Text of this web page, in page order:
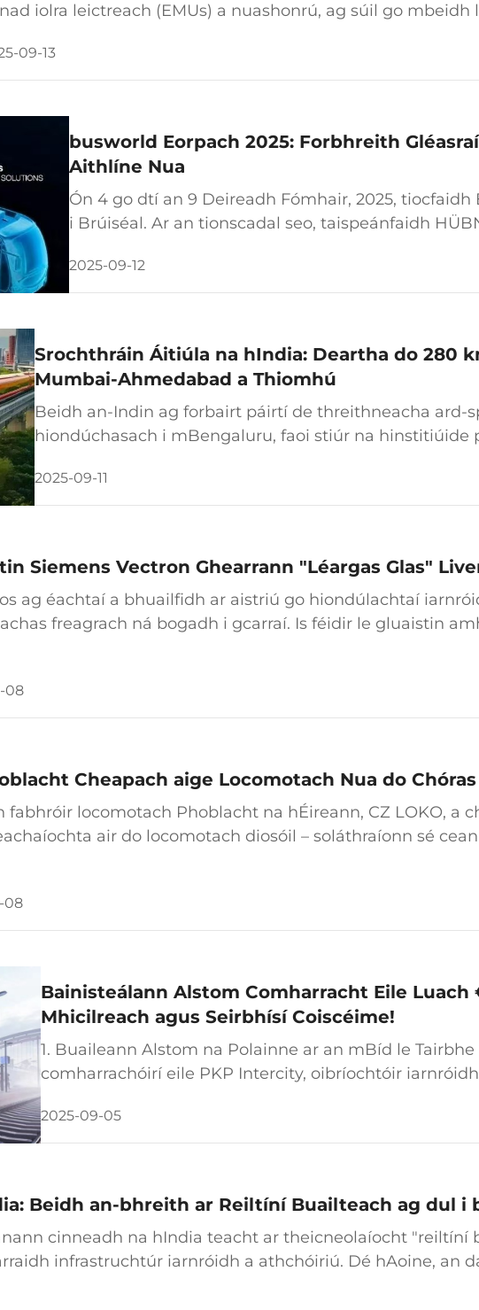
iolra leictreach (EMUs) a nuashonrú, ag súil go
09-13
busworld Eorpach 2025: Forbhreith
Aithlíne Nua
Ón 4 go dtí an 9 Deireadh Fómhair, 2025, tiocfaidh
i Brúiséal. Ar an tionscadal seo, taispeánfaidh
ard-chumasach feithiclí agus s...
2025-09-12
Srochthráin Áitiúla na hIndia: Deartha do 280
Mumbai-Ahmedabad a Thiomhú
Beidh an-Indin ag forbairt páirtí de threithneacha ard-
hiondúchasach i mBengaluru, faoi stiúr na hinstitiúide
cinn ar an 558 ciliméadar a fhad máthairlinne Mhumbaí-
2025-09-11
Siemens Vectron Ghearrann "Léargas Glas"
ag éachtaí a bhuailfidh ar aistriú go hiondúlachtaí
freagrach ná bogadh i gcarraí. Is féidir le gluaistin
08
Cheapach aige Locomotach Nua do
fabhróir locomotach Phoblacht na hÉireann, CZ LOKO, a
air do locomotach diosóil – soláthraíonn sé
do bhunachar na hóighe armtha i Caslav. Tá
leis an gcomhpháipéar roimh ré, agus úsáidfear an
shuntaighthe de charranna tancraíochta aige
bhunachar, áireamh ar oibríocht éifeachtach i
08
Bainisteálann Alstom Comharracht Eile Luach
Mhicilreach agus Seirbhísí Coiscéime!
1. Buaileann Alstom na Polainne ar an mBíd le
comharrachóirí eile PKP Intercity, oibríochtóir
roghnaithe Alstom na Polainne mar bhidéadóir rogha
de aonaid iolracha leictreacha (EMUs) micilreacha agus
2025-09-05
Beidh an-bhreith ar Reiltíní Buailteach ag dul i
cinneadh na hIndia teacht ar theicneolaíocht "reiltíní
infrastruchtúr iarnróidh a athchóiriú. Dé hAoine, an